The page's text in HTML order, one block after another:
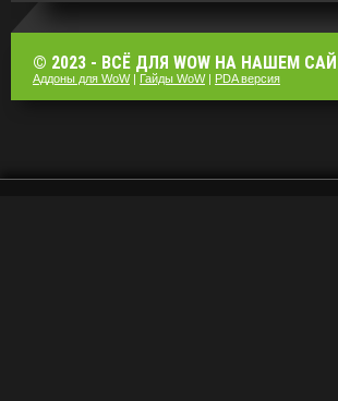
© 2023 - ВСЁ ДЛЯ WOW НА НАШЕМ
Аддоны для WoW| Гайды WoW| PDA версия